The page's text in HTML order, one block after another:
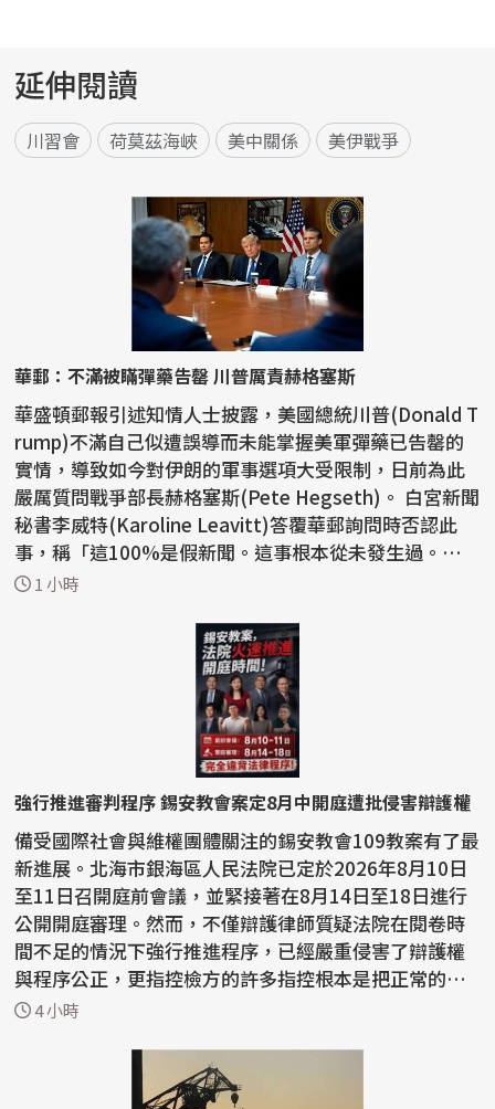
延伸閱讀
川習會 荷莫茲海峽 美中關係 美伊戰爭
華郵：不滿被瞞彈藥告罄 川普厲責赫格塞斯
華盛頓郵報引述知情人士披露，美國總統川普(Donald T
rump)不滿自己似遭誤導而未能掌握美軍彈藥已告罄的
實情，導致如今對伊朗的軍事選項大受限制，日前為此
嚴厲質問戰爭部長赫格塞斯(Pete Hegseth)。 白宮新聞
秘書李威特(Karoline Leavitt)答覆華郵詢問時否認此
事，稱「這100%是假新聞。這事根本從未發生過。川普
總統對...
1 小時
強行推進審判程序 錫安教會案定8月中開庭遭批侵害辯護權
備受國際社會與維權團體關注的錫安教會109教案有了最
新進展。北海市銀海區人民法院已定於2026年8月10日
至11日召開庭前會議，並緊接著在8月14日至18日進行
公開開庭審理。然而，不僅辯護律師質疑法院在閱卷時
間不足的情況下強行推進程序，已經嚴重侵害了辯護權
與程序公正，更指控檢方的許多指控根本是把正常的宗
教活動...
4 小時